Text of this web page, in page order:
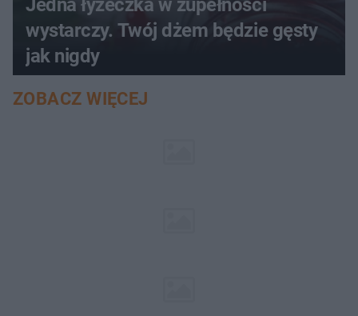
wystarczy. Twój dżem będzie gęsty
jak nigdy
ZOBACZ WIĘCEJ